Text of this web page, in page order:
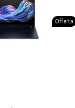
Offerta